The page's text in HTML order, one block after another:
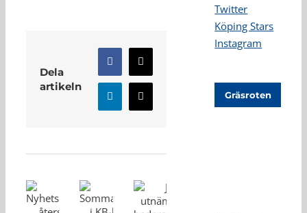
Dela
artikeln
Facebook
X
LinkedInE-
post
Twitter
Köping Stars
Instagram
Gräsroten